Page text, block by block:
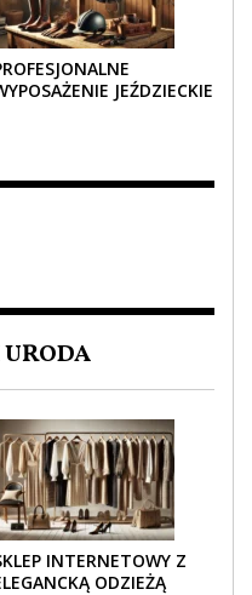
JEŹDZIECKIE
INTERNETOWY Z
ODZIEŻĄ